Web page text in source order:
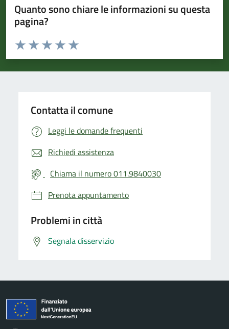
Quanto sono chiare le informazioni su questa
pagina?
Valuta da 1 a 5 stelle la pagina
Valuta 5 stelle su 5
Valuta 4 stelle su 5
Valuta 3 stelle su 5
Valuta 2 stelle su 5
Valuta 1 stelle su 5
Contatta il comune
Leggi le domande frequenti
Richiedi assistenza
Chiama il numero 011.9840030
Prenota appuntamento
Problemi in città
Segnala disservizio